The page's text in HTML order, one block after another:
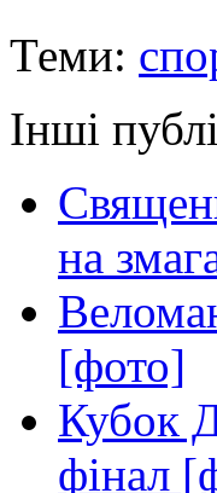
Теми:
Інші
на
[фото]
Кубок
фінал